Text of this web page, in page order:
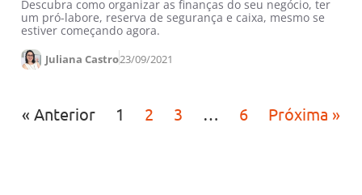
Descubra como organizar as finanças do seu negócio, ter
um pró-labore, reserva de segurança e caixa, mesmo se
estiver começando agora.
Juliana Castro23/09/2021
« Anterior 1 2 3 … 6 Próxima »